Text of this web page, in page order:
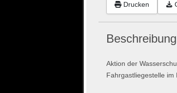
Drucken
Beschreibung
Aktion der
Fahrgastliegestelle im